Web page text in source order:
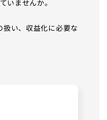
いませんか。
い、収益化に必要な